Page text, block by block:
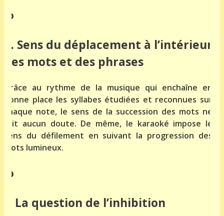
e. Sens du déplacement à l’intérieur
des mots et des phrases
Grâce au rythme de la musique qui enchaîne en
bonne place les syllabes étudiées et reconnues sur
chaque note, le sens de la succession des mots ne
fait aucun doute. De même, le karaoké impose le
sens du défilement en suivant la progression des
mots lumineux.
f. La question de l’inhibition